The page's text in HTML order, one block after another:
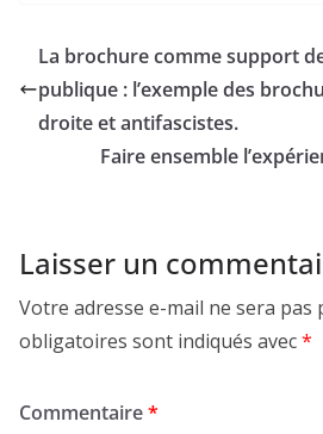
La brochure comme support
publique : l’exemple des
droite et antifascistes.
Faire ensemble
Laisser un
Votre adresse e-mail ne sera pas
obligatoires sont indiqués avec*
Commentaire*